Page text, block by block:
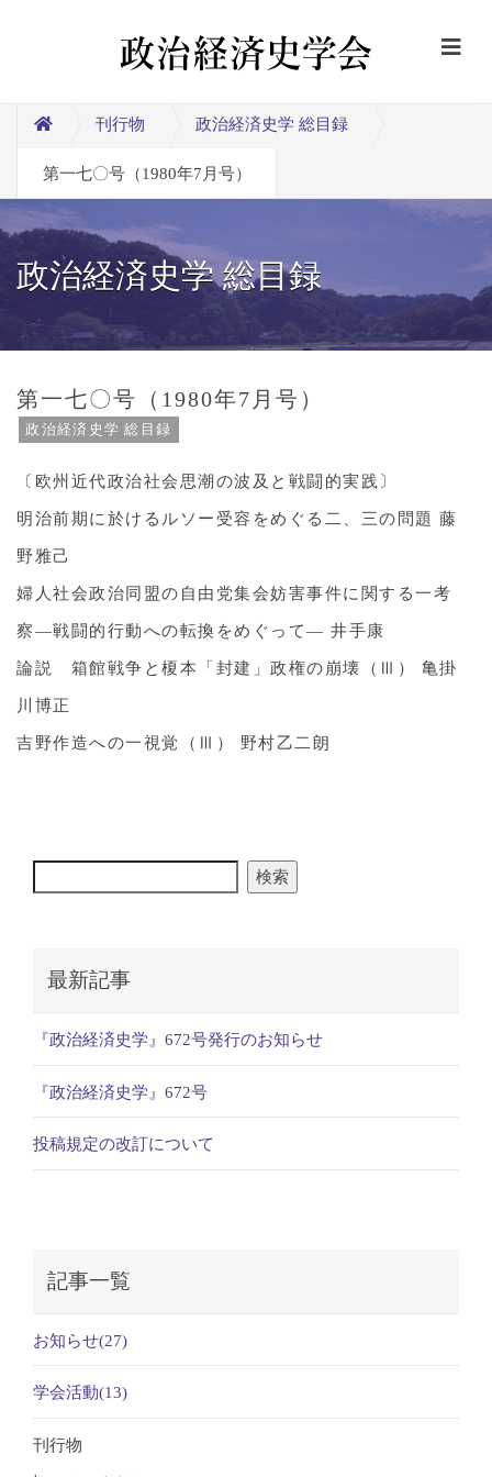
刊行物 政治経済史学 総目録
第一七〇号（1980年7月号）
政治経済史学 総目録
第一七〇号（1980年7月号）
政治経済史学 総目録
〔欧州近代政治社会思潮の波及と戦闘的実践〕
明治前期に於けるルソー受容をめぐる二、三の問題 藤
野雅己
婦人社会政治同盟の自由党集会妨害事件に関する一考
察―戦闘的行動への転換をめぐって― 井手康
論説 箱館戦争と榎本「封建」政権の崩壊（Ⅲ） 亀掛
川博正
吉野作造への一視覚（Ⅲ） 野村乙二朗
検索
最新記事
『政治経済史学』672号発行のお知らせ
『政治経済史学』672号
投稿規定の改訂について
記事一覧
お知らせ(27)
学会活動(13)
刊行物